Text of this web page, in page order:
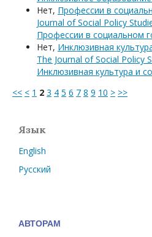
Нет, Профессии в
Journal of Social Policy
Профессии в социальном
Нет, Инклюзивная
The Journal of Social Policy
Инклюзивная культура и
<< < 1 2 3 4 5 6 7 8 9 10 > >>
Язык
English
Русский
АВТОРАМ